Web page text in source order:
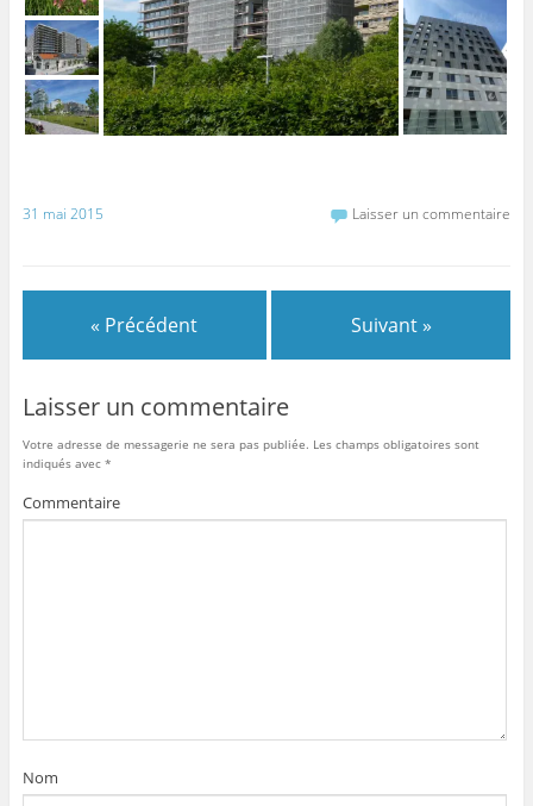
31 mai 2015 Laisser un commentaire
« Précédent Suivant »
Laisser un commentaire
Votre adresse de messagerie ne sera pas publiée. Les champs obligatoires sont
indiqués avec *
Commentaire
Nom